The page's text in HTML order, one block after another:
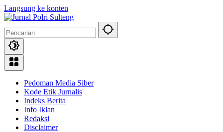
Langsung ke konten
Pedoman Media Siber
Kode Etik Jurnalis
Indeks Berita
Info Iklan
Redaksi
Disclaimer